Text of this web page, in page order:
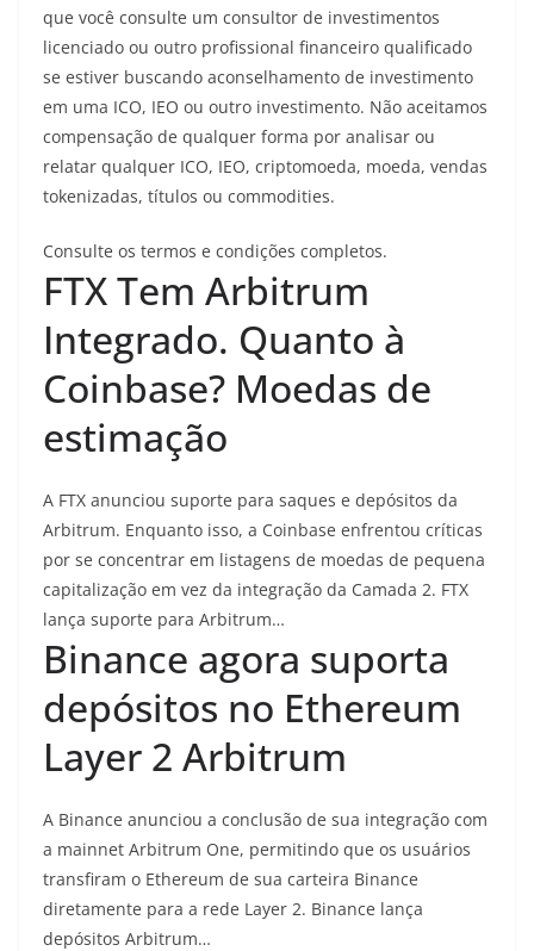
que você consulte um consultor de investimentos
licenciado ou outro profissional financeiro qualificado
se estiver buscando aconselhamento de investimento
em uma ICO, IEO ou outro investimento. Não aceitamos
compensação de qualquer forma por analisar ou
relatar qualquer ICO, IEO, criptomoeda, moeda, vendas
tokenizadas, títulos ou commodities.
Consulte os termos e condições completos.
FTX Tem Arbitrum
Integrado. Quanto à
Coinbase? Moedas de
estimação
A FTX anunciou suporte para saques e depósitos da
Arbitrum. Enquanto isso, a Coinbase enfrentou críticas
por se concentrar em listagens de moedas de pequena
capitalização em vez da integração da Camada 2. FTX
lança suporte para Arbitrum…
Binance agora suporta
depósitos no Ethereum
Layer 2 Arbitrum
A Binance anunciou a conclusão de sua integração com
a mainnet Arbitrum One, permitindo que os usuários
transfiram o Ethereum de sua carteira Binance
diretamente para a rede Layer 2. Binance lança
depósitos Arbitrum…